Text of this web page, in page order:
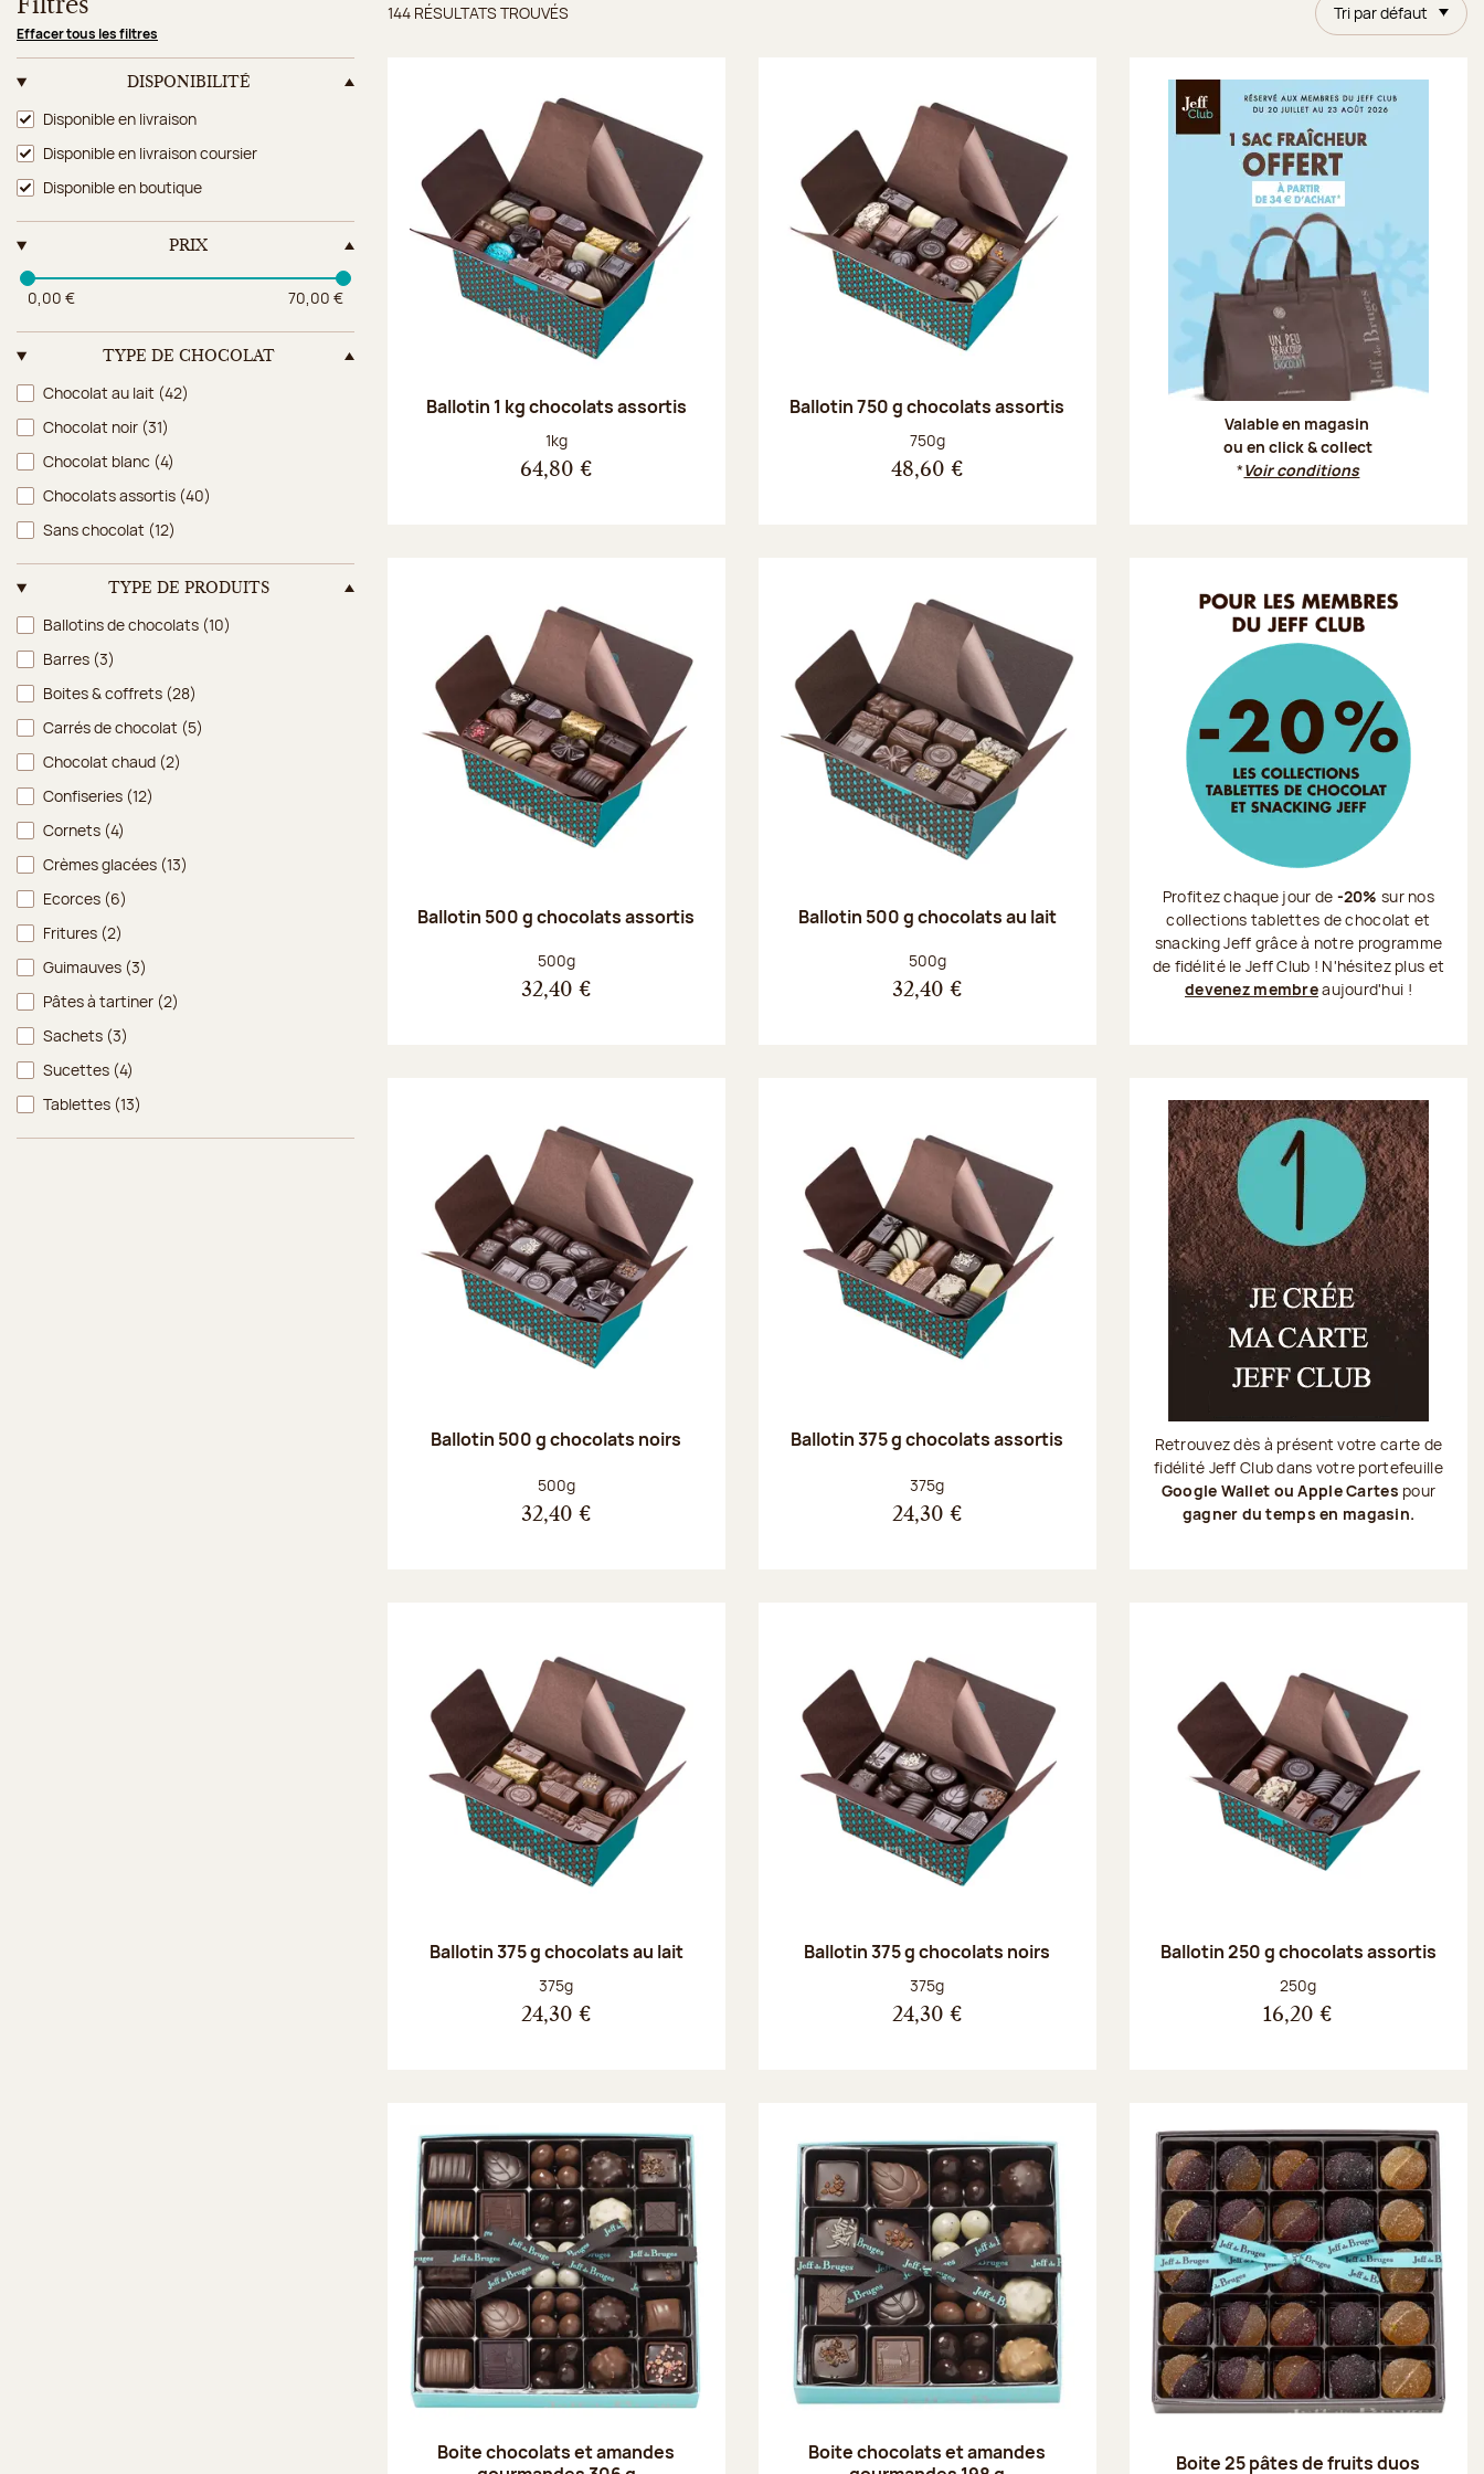
Filtres
Effacer tous les filtres
DISPONIBILITÉ
Disponibilité
Disponible en livraison
Disponible en livraison coursier
Disponible en boutique
PRIX
0,00 € 70,00 €
TYPE DE CHOCOLAT
Type de chocolat
Chocolat au lait (42)
Chocolat noir (31)
Chocolat blanc (4)
Chocolats assortis (40)
Sans chocolat (12)
TYPE DE PRODUITS
Type de produits
Ballotins de chocolats (10)
Barres (3)
Boites & coffrets (28)
Carrés de chocolat (5)
Chocolat chaud (2)
Confiseries (12)
Cornets (4)
Crèmes glacées (13)
Ecorces (6)
Fritures (2)
Guimauves (3)
Pâtes à tartiner (2)
Sachets (3)
Sucettes (4)
Tablettes (13)
Tri par défaut
Résultats trouvés
144 RÉSULTATS TROUVÉS
Ballotin 1 kg chocolats assortis
Poids net :
1kg
64,80 €
Ballotin 750 g chocolats assortis
Poids net :
750g
48,60 €
Valable en magasin
ou en click & collect
*Voir conditions
Ballotin 500 g chocolats assortis
Poids net :
500g
32,40 €
Ballotin 500 g chocolats au lait
Poids net :
500g
32,40 €
Profitez chaque jour de -20% sur nos
collections tablettes de chocolat et
snacking Jeff grâce à notre programme
de fidélité le Jeff Club ! N'hésitez plus et
devenez membreaujourd'hui !
Ballotin 500 g chocolats noirs
Poids net :
500g
32,40 €
Ballotin 375 g chocolats assortis
Poids net :
375g
24,30 €
Retrouvez dès à présent votre carte de
fidélité Jeff Club dans votre portefeuille
Google Wallet ou Apple Cartes pour
gagner du temps en magasin.
Ballotin 375 g chocolats au lait
Poids net :
375g
24,30 €
Ballotin 375 g chocolats noirs
Poids net :
375g
24,30 €
Ballotin 250 g chocolats assortis
Poids net :
250g
16,20 €
Boite chocolats et amandes
Boite chocolats et amandes
Boite 25 pâtes de fruits duos